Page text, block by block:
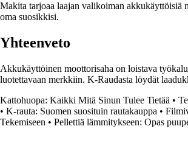
Makita tarjoaa laajan valikoiman akkukäyttöisiä
oma suosikkisi.
Yhteenveto
Akkukäyttöinen moottorisaha on loistava
luotettavaan merkkiin. K-Raudasta löydät
Kattohuopa: Kaikki Mitä Sinun Tulee Tietää •
• K-rauta: Suomen suosituin rautakauppa •
Tekemiseen • Pellettiä lämmitykseen: Opas